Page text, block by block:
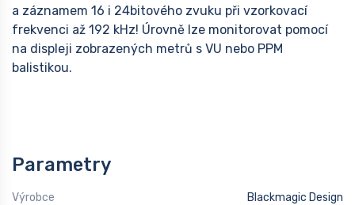
a záznamem 16 i 24bitového zvuku při vzorkovací
frekvenci až 192 kHz! Úrovně lze monitorovat pomocí
na displeji zobrazených metrů s VU nebo PPM
balistikou.
Parametry
Výrobce Blackmagic Design